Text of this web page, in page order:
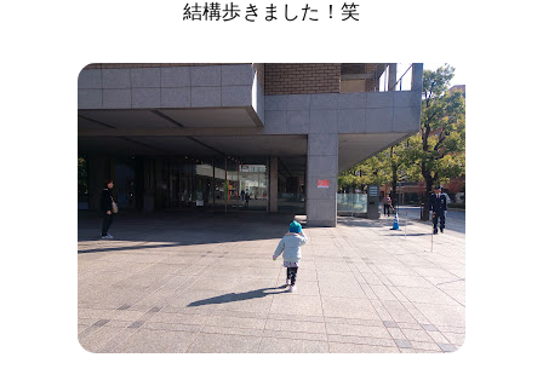
結構歩きました！笑